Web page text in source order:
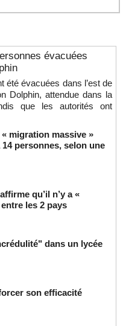
évacuées
été évacuées dans l’est de
Dolphin, attendue dans la
que les autorités ont
migration massive »
personnes, selon une
qu’il n’y a «
les 2 pays
dans un lycée
son efficacité